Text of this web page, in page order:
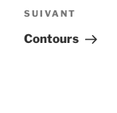
Article
suivant
SUIVANT
Contours